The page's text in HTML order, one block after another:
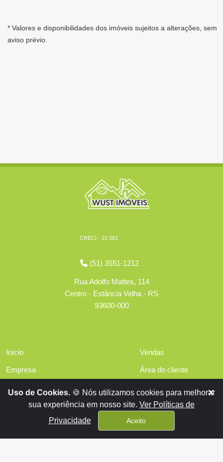
* Valores e disponibilidades dos imóveis sujeitos a alterações, sem
aviso prévio.
CRECI - 22.361
(51) 3551-1212
Rua Adolfo Mattes, 114
Centro - Estância Velha - RS
93600-000
Início
Empresa
Financiamentos
Vendas
Área do cliente
Contato
Uso de Cookies. 🍪 Nós utilizamos cookies para melhorar
sua experiência em nosso site. Ver Políticas de
Privacidade
Aceito